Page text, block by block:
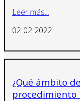
Leer más...
02-02-2022
¿Qué ámbito
procedimiento